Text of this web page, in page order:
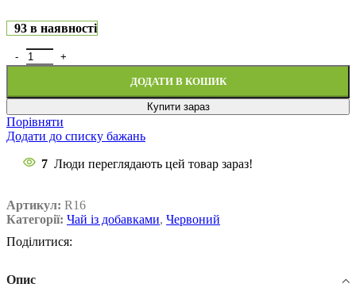
93 в наявності
ДОДАТИ В КОШИК
Купити зараз
Порівняти
Додати до списку бажань
7 Люди переглядають цей товар зараз!
Артикул: R16
Категорії: Чай із добавками, Червоний
Поділитися:
Опис